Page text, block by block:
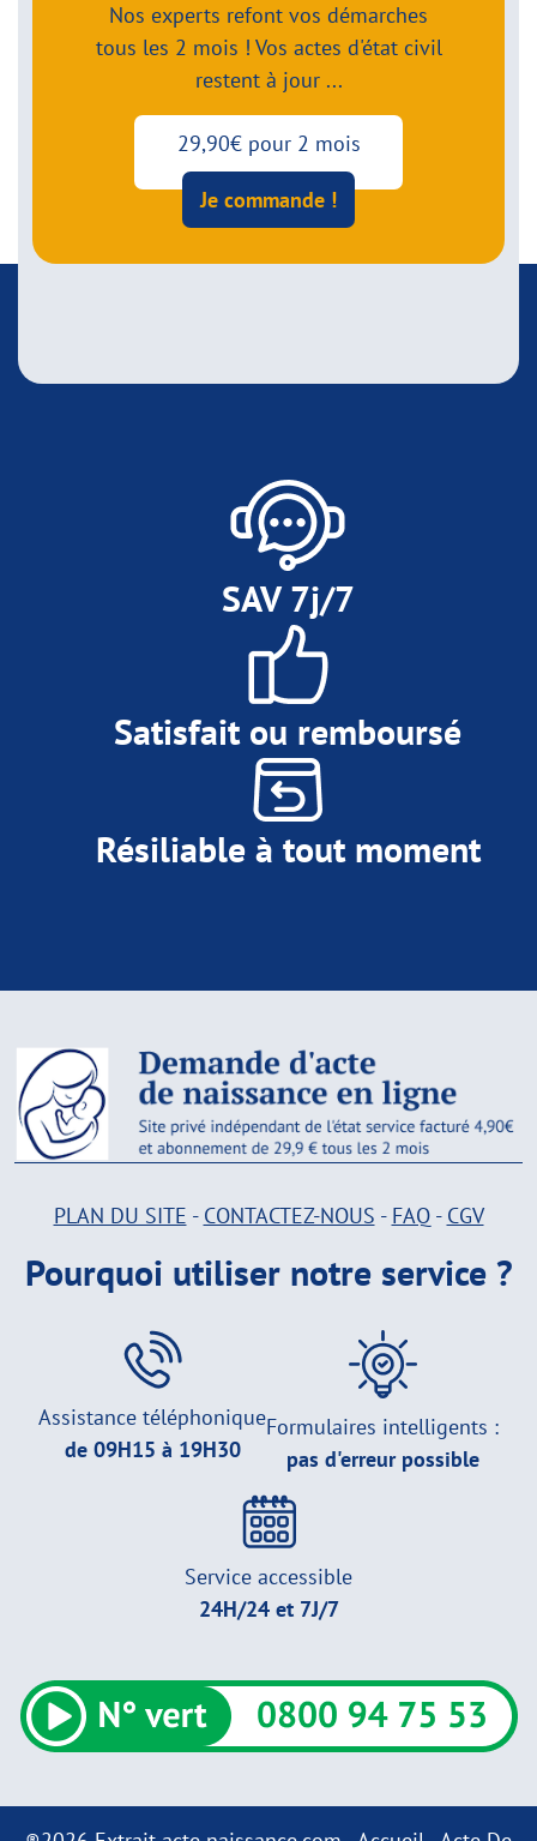
Nos experts refont vos démarches
tous les 2 mois ! Vos actes d'état civil
restent à jour ...
29,90€ pour 2 mois
Je commande !
SAV 7j/7
Satisfait ou remboursé
Résiliable à tout moment
PLAN DU SITE - CONTACTEZ-NOUS - FAQ- CGV
Pourquoi utiliser notre service ?
Assistance téléphonique
de 09H15 à 19H30
Formulaires intelligents :
pas d'erreur possible
Service accessible
24H/24 et 7J/7